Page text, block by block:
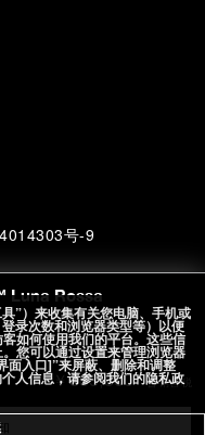
Luna Rossa
￥383,800 含销售税
号-9
网安备
号
”）来收集有关您电脑、手机或
录次数和浏览器类型等）以便
如何使用我们的平台。这些信
您可以通过设置来管理浏览器
面入口]”来屏蔽、删除和调整
人信息，请参阅我们的隐私政